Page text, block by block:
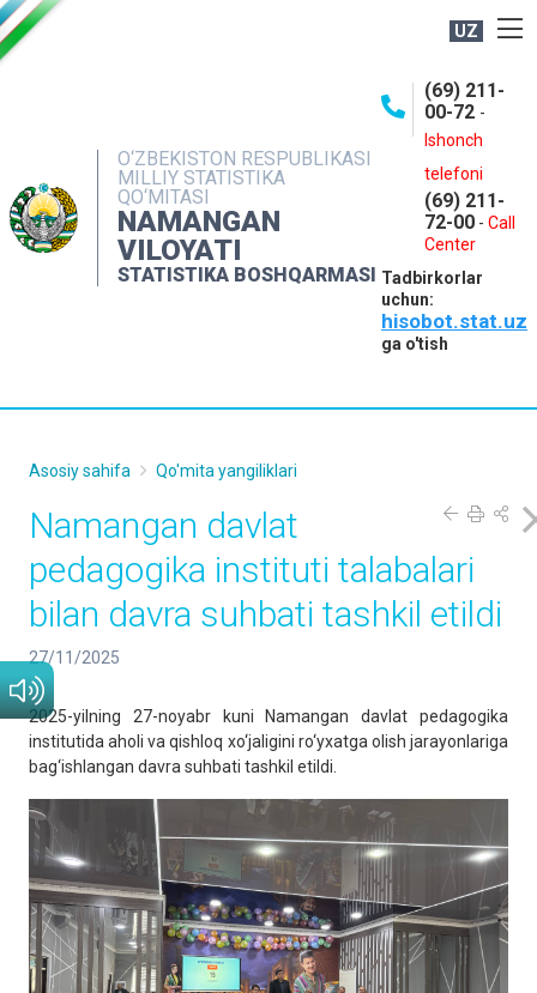
UZ
O‘ZBEKISTON RESPUBLIKASI
MILLIY STATISTIKA
QO‘MITASI
NAMANGAN
VILOYATI
STATISTIKA BOSHQARMASI
(69) 211-
00-72 -
Ishonch
telefoni
(69) 211-
72-00 - Call
Center
Tadbirkorlar
uchun:
hisobot.stat.uz
ga o'tish
NASHRLAR
INTERAKTIV XIZMATLAR
MATBUOT XIZMATI
MUROJAATLAR
Asosiy sahifa Qo'mita yangiliklari
Namangan davlat
pedagogika instituti talabalari
bilan davra suhbati tashkil etildi
27/11/2025
2025-yilning 27-noyabr kuni Namangan davlat pedagogika
institutida aholi va qishloq xo‘jaligini ro‘yxatga olish jarayonlariga
bag‘ishlangan davra suhbati tashkil etildi.